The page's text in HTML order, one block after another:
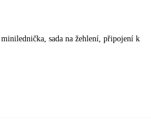
sada na žehlení, připojení k